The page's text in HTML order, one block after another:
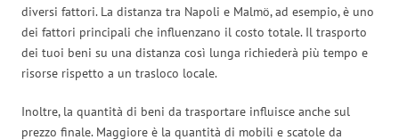
diversi fattori. La distanza tra Napoli e Malmö, ad esempio, è uno
dei fattori principali che influenzano il costo totale. Il trasporto
dei tuoi beni su una distanza così lunga richiederà più tempo e
risorse rispetto a un trasloco locale.
Inoltre, la quantità di beni da trasportare influisce anche sul
prezzo finale. Maggiore è la quantità di mobili e scatole da